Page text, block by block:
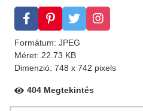
Formátum: JPEG
Méret: 22.73 KB
Dimenzió: 748 x 742 pixels
404 Megtekintés